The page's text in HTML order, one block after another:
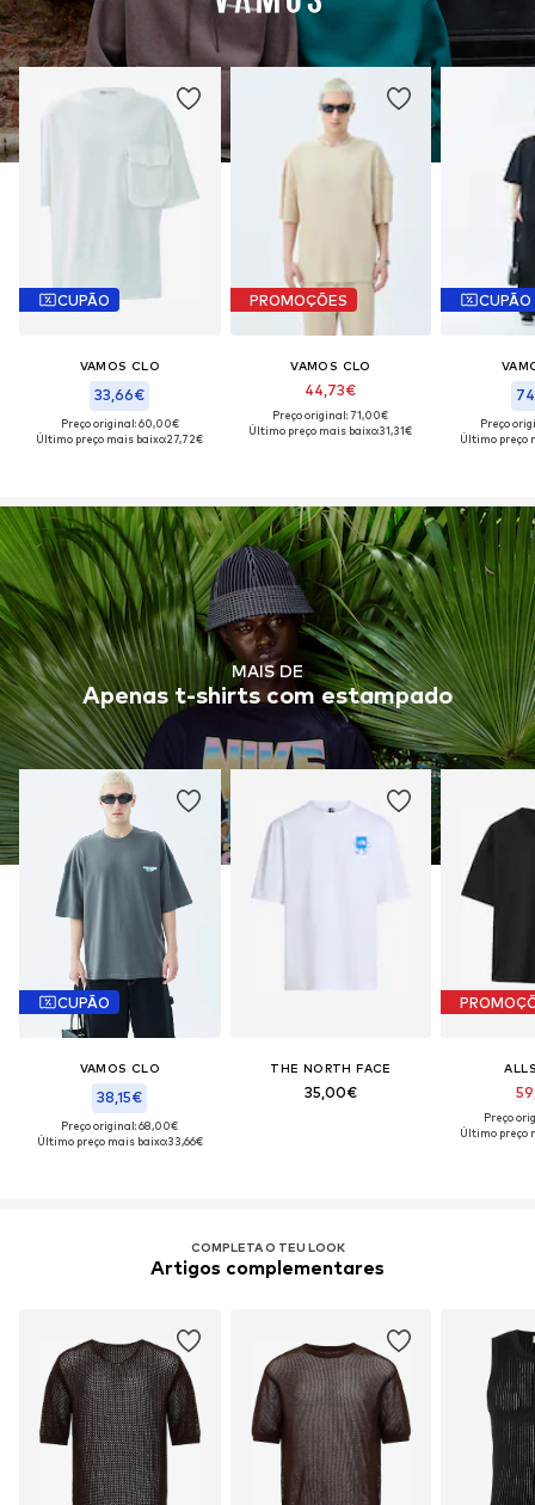
CUPÃO
VAMOS CLO
33,66€
Preço original: 60,00€
Último preço mais baixo:27,72€
PROMOÇÕES
VAMOS CLO
44,73€
Preço original: 71,00€
Último preço mais baixo:31,31€
CUPÃO
Preço
Último preço
MAIS DE
Apenas t-shirts com estampado
CUPÃO
VAMOS CLO
38,15€
Preço original: 68,00€
Último preço mais baixo:33,66€
THE NORTH FACE
35,00€
Preço
Último preço
COMPLETA O TEU LOOK
Artigos complementares